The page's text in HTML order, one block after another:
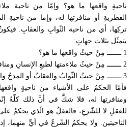
ناحيةِ واقعها ما هو؟ وإمّا من ناحية
الفطريةِ أو منافرتها له، وإما من ناحيةِ
تركِها، أي من ناحية الثّوابِ والعقابِ.
يتمثّل بثلاث جهاتٍ:
1 ـــــــ مِنْ حيثُ واقعها ما هو؟
2 ـــــــ مِنْ حيثُ ملاءمتها لطبعِ الإنسانِ ومنافرتها له.
3 ـــــــ مِنْ حيثُ الثّوابُ والعقابُ أو المدحُ والذم.
فأمّا الحكمُ على الأشياء من ناحيةٍ
ومنافرتِها له، فلا شكَّ في أنَّ ذلك كلّهُ
للعقلِ لا للشّرعِ، فالعقلُ هو الّذي يحكمُ
الناحيتين. ولا يحكمُ الشّرعُ في أيٍّ منهما،